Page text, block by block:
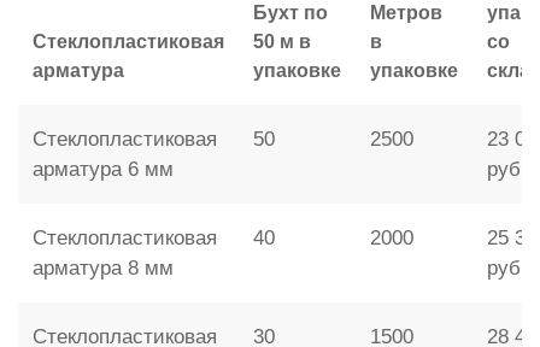
Стеклопластиковая
арматура
Бухт по
50 м в
упаковке
Метров
в
упаковке
со
Стеклопластиковая
арматура 6 мм
50 2500
23
руб.
Стеклопластиковая
арматура 8 мм
40 2000
25
руб.
Стеклопластиковая 30 1500 28